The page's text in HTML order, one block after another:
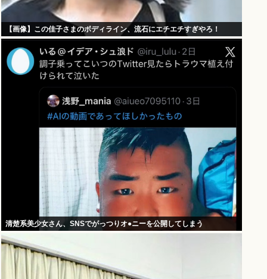
【画像】この佳子さまのボディライン、流石にエチエチすぎやろ！
清楚系美少女さん、SNSでがっつりオ●ニーを公開してしまう